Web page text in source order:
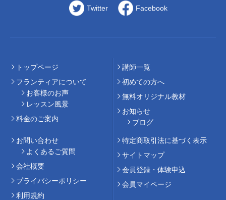
Twitter Facebook
トップページ
フランティアについて
お客様のお声
レッスン風景
料⾦のご案内
講師⼀覧
初めての⽅へ
無料オリジナル教材
お知らせ
ブログ
お問い合わせ
よくあるご質問
会社概要
プライバシーポリシー
利用規約
特定商取引法に基づく表示
サイトマップ
会員登録・体験申込
会員マイページ